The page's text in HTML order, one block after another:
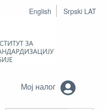
English Srpski LAT
Мој налог